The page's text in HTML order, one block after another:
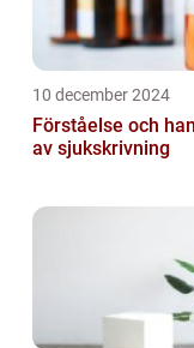
10 december 2024
Förståelse och
av sjukskrivning